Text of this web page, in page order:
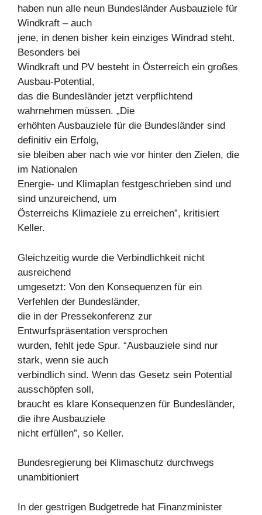
haben nun alle neun Bundesländer Ausbauziele für
Windkraft – auch
jene, in denen bisher kein einziges Windrad steht.
Besonders bei
Windkraft und PV besteht in Österreich ein großes
Ausbau-Potential,
das die Bundesländer jetzt verpflichtend
wahrnehmen müssen. „Die
erhöhten Ausbauziele für die Bundesländer sind
definitiv ein Erfolg,
sie bleiben aber nach wie vor hinter den Zielen, die
im Nationalen
Energie- und Klimaplan festgeschrieben sind und
sind unzureichend, um
Österreichs Klimaziele zu erreichen”, kritisiert
Keller.
Gleichzeitig wurde die Verbindlichkeit nicht
ausreichend
umgesetzt: Von den Konsequenzen für ein
Verfehlen der Bundesländer,
die in der Pressekonferenz zur
Entwurfspräsentation versprochen
wurden, fehlt jede Spur. “Ausbauziele sind nur
stark, wenn sie auch
verbindlich sind. Wenn das Gesetz sein Potential
ausschöpfen soll,
braucht es klare Konsequenzen für Bundesländer,
die ihre Ausbauziele
nicht erfüllen”, so Keller.
Bundesregierung bei Klimaschutz durchwegs
unambitioniert
In der gestrigen Budgetrede hat Finanzminister